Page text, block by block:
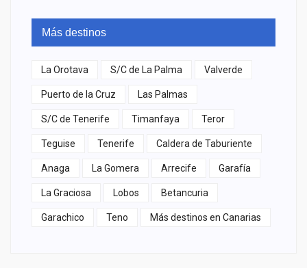
Más destinos
La Orotava S/C de La Palma Valverde
Puerto de la Cruz Las Palmas
S/C de Tenerife Timanfaya Teror
Teguise Tenerife Caldera de Taburiente
Anaga La Gomera Arrecife Garafía
La Graciosa Lobos Betancuria
Garachico Teno Más destinos en Canarias